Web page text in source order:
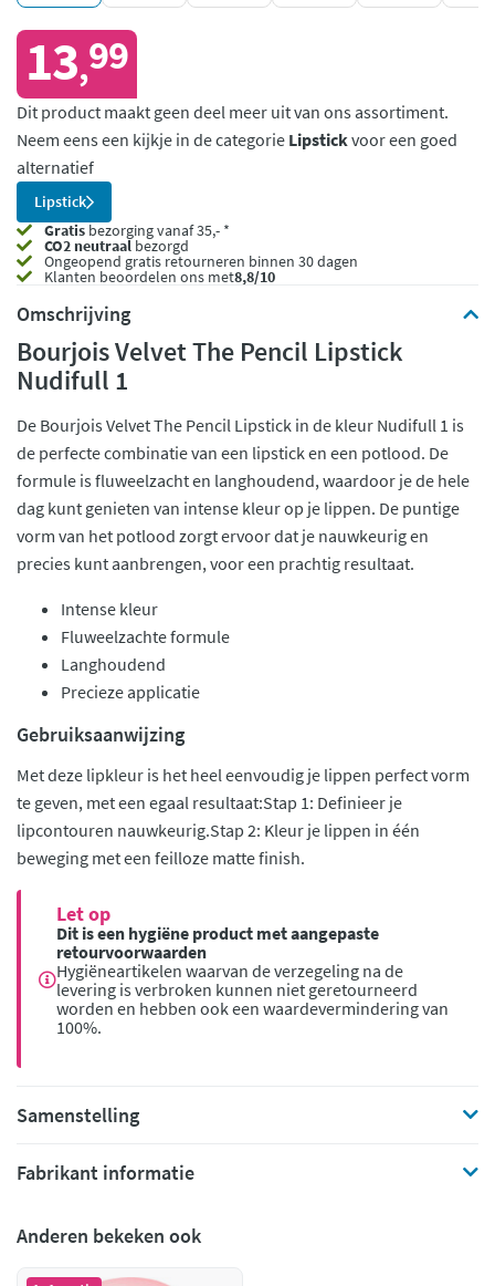
13,99
Dit product maakt geen deel meer uit van ons assortiment.
Neem eens een kijkje in de categorie Lipstickvoor een goed
alternatief
Lipstick
Gratis bezorging vanaf 35,- *
CO2 neutraalbezorgd
Ongeopend gratis retourneren binnen 30 dagen
Klanten beoordelen ons met8,8/10
Omschrijving
Bourjois Velvet The Pencil Lipstick
Nudifull 1
De Bourjois Velvet The Pencil Lipstick in de kleur Nudifull 1 is
de perfecte combinatie van een lipstick en een potlood. De
formule is fluweelzacht en langhoudend, waardoor je de hele
dag kunt genieten van intense kleur op je lippen. De puntige
vorm van het potlood zorgt ervoor dat je nauwkeurig en
precies kunt aanbrengen, voor een prachtig resultaat.
Intense kleur
Fluweelzachte formule
Langhoudend
Precieze applicatie
Gebruiksaanwijzing
Met deze lipkleur is het heel eenvoudig je lippen perfect vorm
te geven, met een egaal resultaat:Stap 1: Definieer je
lipcontouren nauwkeurig.Stap 2: Kleur je lippen in één
beweging met een feilloze matte finish.
Let op
Dit is een hygiëne product met aangepaste
retourvoorwaarden
Hygiëneartikelen waarvan de verzegeling na de
levering is verbroken kunnen niet geretourneerd
worden en hebben ook een waardevermindering van
100%.
Samenstelling
Fabrikant informatie
Anderen bekeken ook